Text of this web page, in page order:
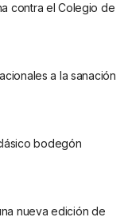
contra el Colegio de
a la sanación
bodegón
nueva edición de